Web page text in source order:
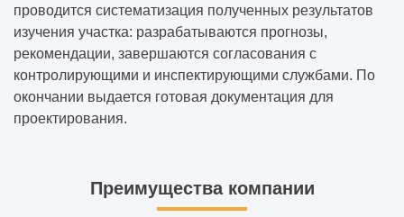
проводится систематизация полученных результатов
изучения участка: разрабатываются прогнозы,
рекомендации, завершаются согласования с
контролирующими и инспектирующими службами. По
окончании выдается готовая документация для
проектирования.
Преимущества компании